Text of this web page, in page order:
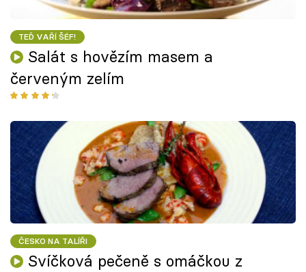
TEĎ VAŘÍ ŠÉF!
Salát s hovězím masem a
červeným zelím
ČESKO NA TALÍŘI
Svíčková pečeně s omáčkou z